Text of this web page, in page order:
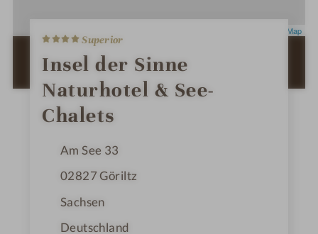
OpenStreetMap
ZUR ROUTENPLANUNG MIT GOOGLE
MAPS
4
S
t
e
r
n
e
Superior
Insel der Sinne
Naturhotel & See-
Chalets
Am See 33
02827Göriltz
Sachsen
Deutschland